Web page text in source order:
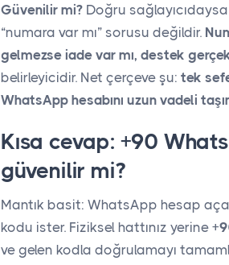
Güvenilir mi? Doğru
“numara var mı” sorusu değildir.
gelmezse iade var mı, destek
belirleyicidir. Net çerçeve şu: tek
WhatsApp hesabını uzun vadeli
Kısa cevap: +90
güvenilir mi?
Mantık basit: WhatsApp hesap
kodu ister. Fiziksel hattınız yerine
ve gelen kodla doğrulamayı